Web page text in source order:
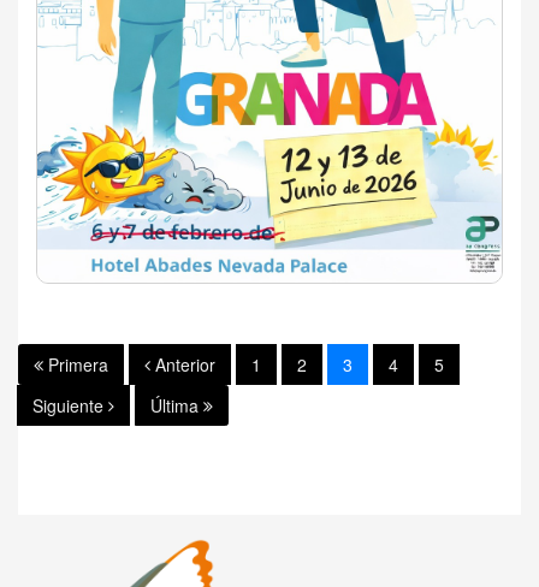
Primera Anterior 1 2 3 4
5
Siguiente
Última